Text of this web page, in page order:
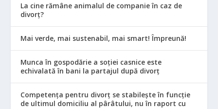
La cine rămâne animalul de companie în caz de
divorț?
Mai verde, mai sustenabil, mai smart! Împreună!
Munca în gospodărie a soției casnice este
echivalată în bani la partajul după divorț
Competența pentru divorț se stabilește în funcție
de ultimul domiciliu al pârâtului, nu în raport cu